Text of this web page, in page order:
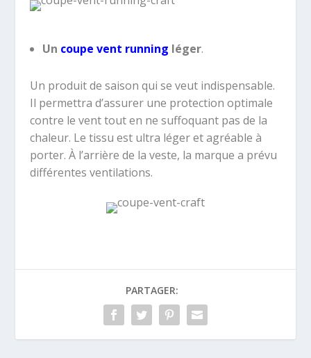
Un coupe vent running léger.
Un produit de saison qui se veut indispensable.
Il permettra d’assurer une protection optimale
contre le vent tout en ne suffoquant pas de la
chaleur. Le tissu est ultra léger et agréable à
porter. À l’arrière de la veste, la marque a prévu
différentes ventilations.
PARTAGER: